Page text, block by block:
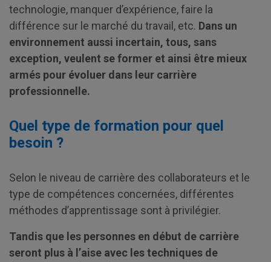
technologie, manquer d’expérience, faire la
différence sur le marché du travail, etc. Dans un
environnement aussi incertain, tous, sans
exception, veulent se former et ainsi être mieux
armés pour évoluer dans leur carrière
professionnelle.
Quel type de formation pour quel
besoin ?
Selon le niveau de carrière des collaborateurs et le
type de compétences concernées, différentes
méthodes d’apprentissage sont à privilégier.
Tandis que les personnes en début de carrière
seront plus à l’aise avec les techniques de